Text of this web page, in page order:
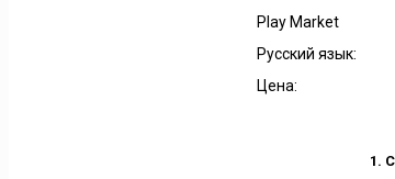
Play Market
Русский язык:
Цена: